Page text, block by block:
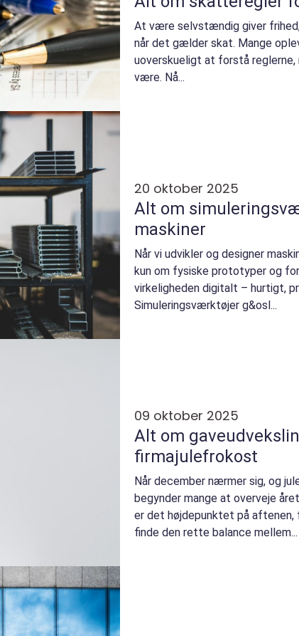
At være selvstændig giver
når det gælder skat. Mange
uoverskueligt at forstå
være. Nå...
20 oktober 2025
Alt om
maskiner
Når vi udvikler og designer
kun om fysiske prototyper og
virkeligheden digitalt – hurtigt,
Simuleringsværktøjer g&osl...
09 oktober 2025
Alt om
firmajulefrokost
Når december nærmer sig, og
begynder mange at overveje
er det højdepunktet på aftenen,
finde den rette balance mellem...